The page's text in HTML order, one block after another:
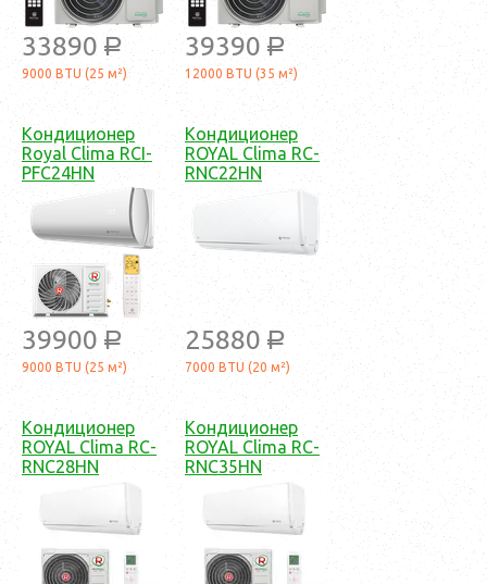
33890 a
9000 BTU (25 м²)
39390 a
12000 BTU (35 м²)
Кондиционер
Royal Clima RCI-
PFC24HN
39900 a
9000 BTU (25 м²)
Кондиционер
ROYAL Clima RC-
RNC22HN
25880 a
7000 BTU (20 м²)
Кондиционер
ROYAL Clima RC-
RNC28HN
Кондиционер
ROYAL Clima RC-
RNC35HN